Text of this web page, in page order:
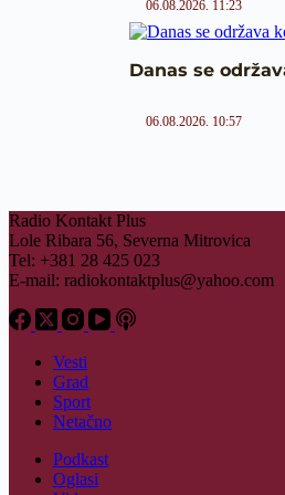
06.08.2026. 11:23
Danas se
06.08.2026. 10:57
Radio Kontakt Plus
Lole Ribara 56, Severna Mitrovica
Tel: +381 28 425 023
E-mail: radiokontaktplus@yahoo.com
Vesti
Grad
Sport
Netačno
Podkast
Oglasi